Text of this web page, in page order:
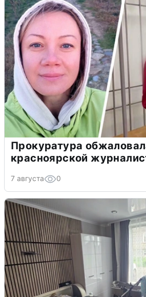
Прокуратура
красноярской
7 августа 0